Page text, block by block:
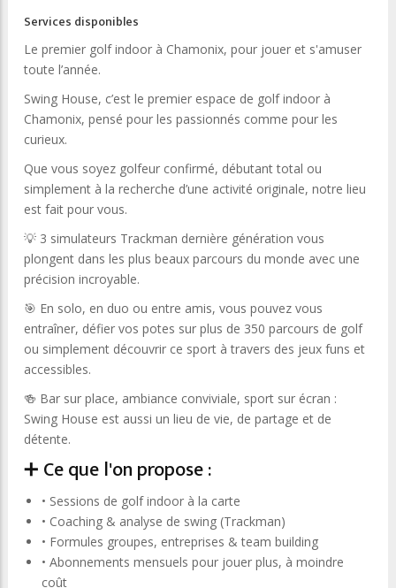
Services disponibles
Le premier golf indoor à Chamonix, pour jouer et s'amuser
toute l’année.
Swing House, c’est le premier espace de golf indoor à
Chamonix, pensé pour les passionnés comme pour les
curieux.
Que vous soyez golfeur confirmé, débutant total ou
simplement à la recherche d’une activité originale, notre lieu
est fait pour vous.
💡 3 simulateurs Trackman dernière génération vous
plongent dans les plus beaux parcours du monde avec une
précision incroyable.
🎯 En solo, en duo ou entre amis, vous pouvez vous
entraîner, défier vos potes sur plus de 350 parcours de golf
ou simplement découvrir ce sport à travers des jeux funs et
accessibles.
🍻 Bar sur place, ambiance conviviale, sport sur écran :
Swing House est aussi un lieu de vie, de partage et de
détente.
➕ Ce que l'on propose :
• Sessions de golf indoor à la carte
• Coaching & analyse de swing (Trackman)
• Formules groupes, entreprises & team building
• Abonnements mensuels pour jouer plus, à moindre
coût